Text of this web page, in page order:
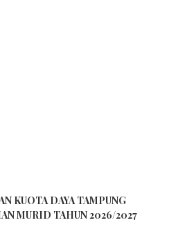
KUOTA DAYA TAMPUNG
MURID TAHUN 2026/2027